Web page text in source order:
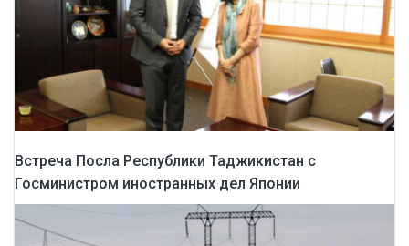
Встреча Посла Республики Таджикистан с
Госминистром иностранных дел Японии